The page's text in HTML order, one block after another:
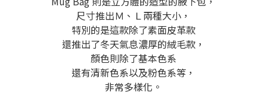
尺寸推出Ｍ、Ｌ兩種大小，
特別的是這款除了素面皮革款
還推出了冬天氣息濃厚的絨毛款，
顏色則除了基本色系
還有清新色系以及粉色系等，
非常多樣化。